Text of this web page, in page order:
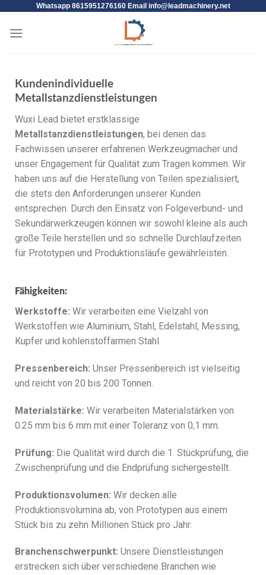
Whatsapp 8615951276160 Email info@leadmachinery.net
Kundenindividuelle
Metallstanzdienstleistungen
Wuxi Lead bietet erstklassige
Metallstanzdienstleistungen, bei denen das
Fachwissen unserer erfahrenen Werkzeugmacher und
unser Engagement für Qualität zum Tragen kommen. Wir
haben uns auf die Herstellung von Teilen spezialisiert,
die stets den Anforderungen unserer Kunden
entsprechen. Durch den Einsatz von Folgeverbund- und
Sekundärwerkzeugen können wir sowohl kleine als auch
große Teile herstellen und so schnelle Durchlaufzeiten
für Prototypen und Produktionsläufe gewährleisten.
Fähigkeiten:
Werkstoffe: Wir verarbeiten eine Vielzahl von
Werkstoffen wie Aluminium, Stahl, Edelstahl, Messing,
Kupfer und kohlenstoffarmen Stahl.
Pressenbereich: Unser Pressenbereich ist vielseitig
und reicht von 20 bis 200 Tonnen.
Materialstärke: Wir verarbeiten Materialstärken von
0.25 mm bis 6 mm mit einer Toleranz von 0,1 mm.
Prüfung: Die Qualität wird durch die 1. Stückprüfung, die
Zwischenprüfung und die Endprüfung sichergestellt.
Produktionsvolumen: Wir decken alle
Produktionsvolumina ab, von Prototypen aus einem
Stück bis zu zehn Millionen Stück pro Jahr.
Branchenschwerpunkt: Unsere Dienstleistungen
erstrecken sich über verschiedene Branchen wie